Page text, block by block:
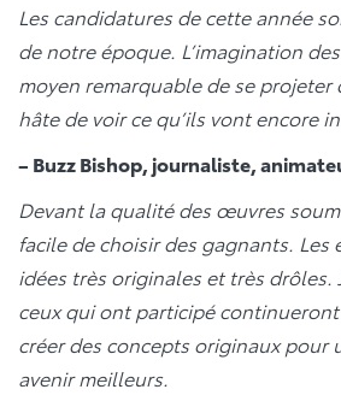
Les candidatures de cette année
de notre époque. L’imagination
moyen remarquable de se projeter
hâte de voir ce qu’ils vont encore
– Buzz Bishop, journaliste,
Devant la qualité des œuvres
facile de choisir des gagnants. Les
idées très originales et très drôles.
ceux qui ont participé
créer des concepts originaux pour
avenir meilleurs.